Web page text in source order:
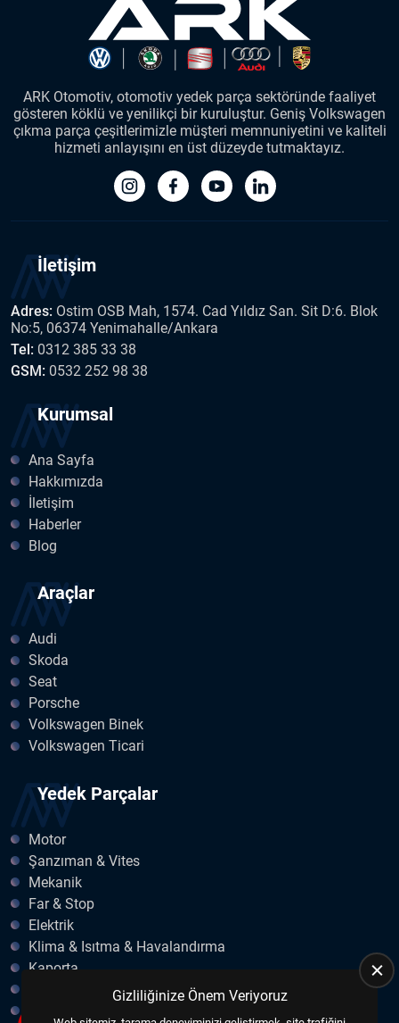
ARK Otomotiv, otomotiv yedek parça sektöründe faaliyet
gösteren köklü ve yenilikçi bir kuruluştur. Geniş Volkswagen
çıkma parça çeşitlerimizle müşteri memnuniyetini ve kaliteli
hizmeti anlayışını en üst düzeyde tutmaktayız.
İletişim
Adres: Ostim OSB Mah, 1574. Cad Yıldız San. Sit D:6. Blok
No:5, 06374 Yenimahalle/Ankara
Tel: 0312 385 33 38
GSM: 0532 252 98 38
Kurumsal
Ana Sayfa
Hakkımızda
İletişim
Haberler
Blog
Araçlar
Audi
Skoda
Seat
Porsche
Volkswagen Binek
Volkswagen Ticari
Yedek Parçalar
Motor
Şanzıman & Vites
Mekanik
Far & Stop
Elektrik
Klima & Isıtma & Havalandırma
Kaporta
Gizliliğinize Önem Veriyoruz